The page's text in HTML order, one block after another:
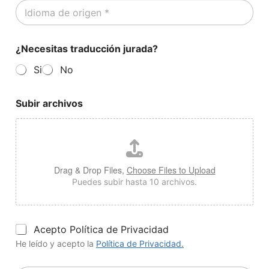
e
C
t
a
c
o
*
e
o
e
c
t
ó
n
i
c
o
*
I
d
m
a
d
r
i
g
e
n
*
¿Necesitas traducción jurada?
Si
No
Subir archivos
Drag & Drop Files, Choose Files to Upload
Puedes subir hasta 10 archivos.
P
o
Acepto Política de Privacidad
He leído y acepto la Política de Privacidad.